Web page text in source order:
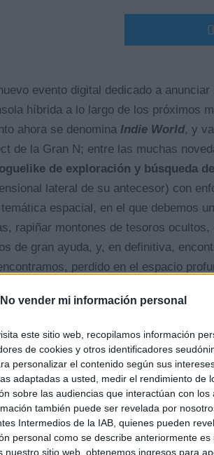
No vender mi información personal
este sitio web, recopilamos información
de cookies y otros identificadores
personalizar el contenido según sus
adaptadas a usted, medir el rendimiento de
sobre las audiencias que interactúan con los
también puede ser revelada por
Intermedios de la IAB, quienes pueden
personal como se describe anteriormente
nuestro sitio web, obtenemos ingresos para
evento digital dedicado a
híbrida a lo largo de los próximos
ahora se denomina Indie World, y
de la Gran N; entre las muchas
de exploración y búsqueda
lateral de su antecesor) con
espacial, en el que debemos
rapiñar montones de tesoros ocultos,
de gran ayuda, y, en definitiva,
perdido en el espacio
que podemos controlar, cada uno
(Nintendo Switch eShop)